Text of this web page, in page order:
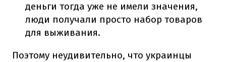
деньги тогда уже не имели значения,
люди получали просто набор товаров
для выживания.
Поэтому неудивительно, что украинцы